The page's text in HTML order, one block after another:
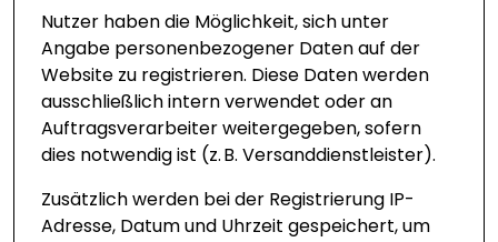
Nutzer haben die Möglichkeit, sich unter
Angabe personenbezogener Daten auf der
Website zu registrieren. Diese Daten werden
ausschließlich intern verwendet oder an
Auftragsverarbeiter weitergegeben, sofern
dies notwendig ist (z. B. Versanddienstleister).
Zusätzlich werden bei der Registrierung IP-
Adresse, Datum und Uhrzeit gespeichert, um